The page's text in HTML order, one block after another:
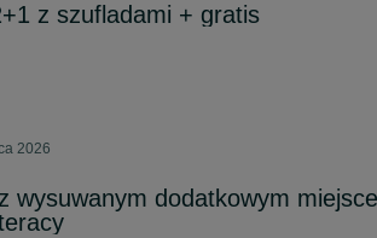
z szufladami + gratis
2026
wysuwanym dodatkowym